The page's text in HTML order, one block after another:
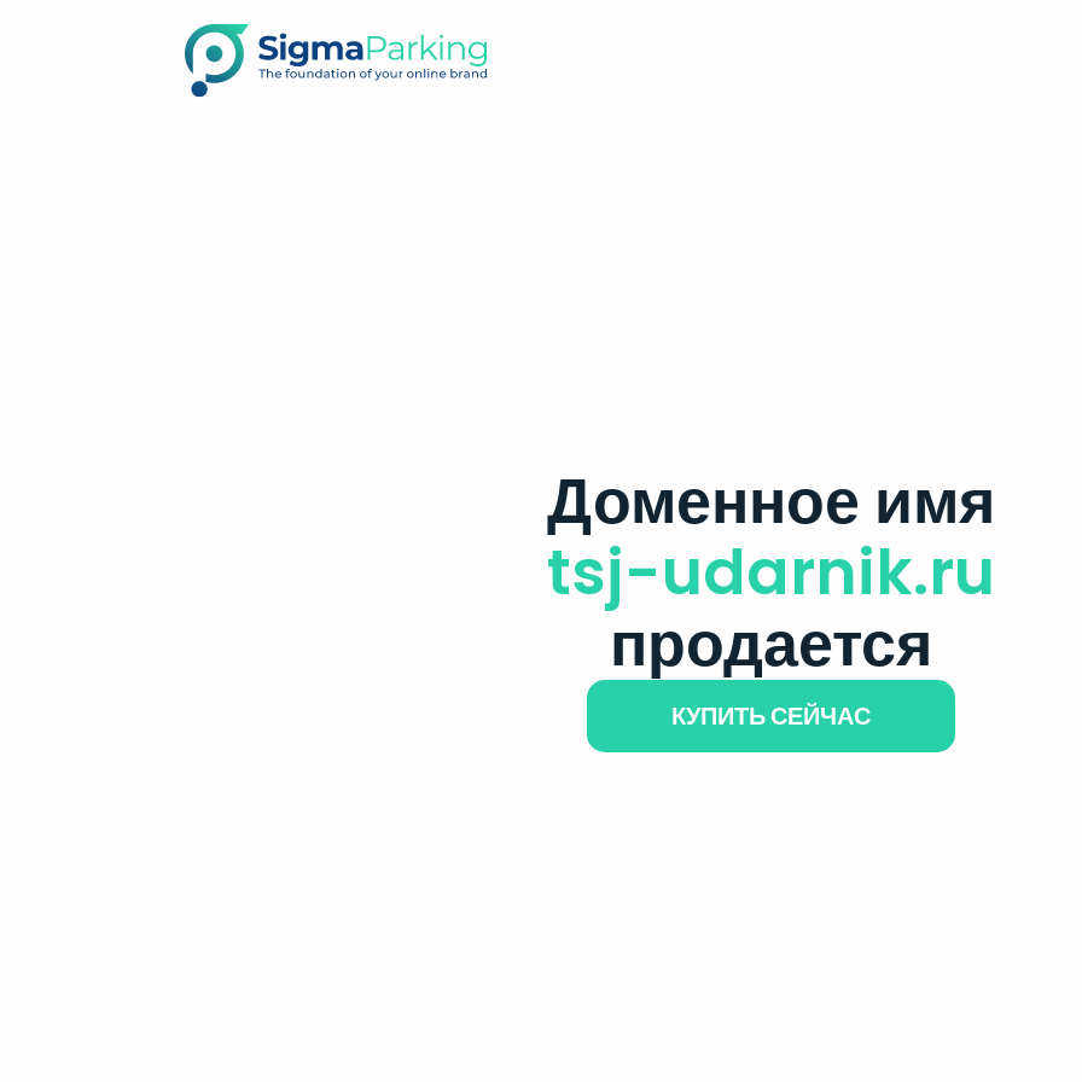
Доменное имя
tsj-udarnik.ru
продается
КУПИТЬ СЕЙЧАС